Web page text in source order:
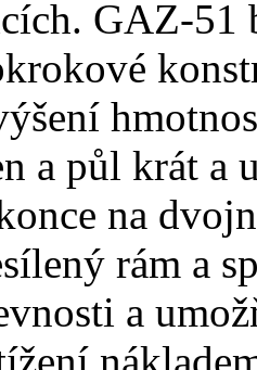
GAZ-51
a půl krát a
na
rám a
a